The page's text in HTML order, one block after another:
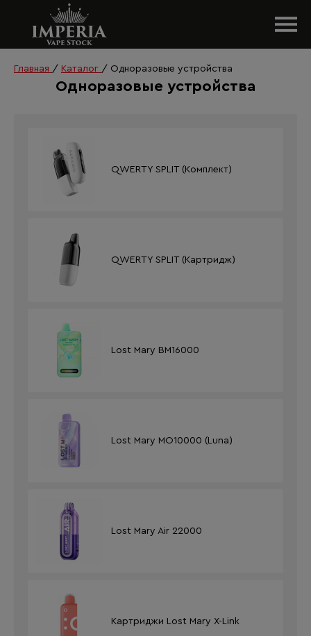
Главная / Каталог / Одноразовые устройства
Одноразовые устройства
QWERTY SPLIT (Комплект)
QWERTY SPLIT (Картридж)
Lost Mary BM16000
Lost Mary MO10000 (Luna)
Lost Mary Air 22000
Картриджи Lost Mary X-Link